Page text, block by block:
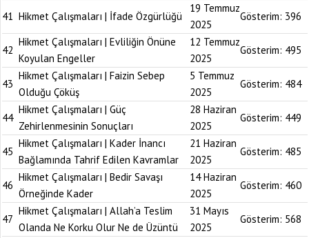
41 Hikmet Çalışmaları | İfade Özgürlüğü
19 Temmuz
2025
Gösterim: 396
42
Hikmet Çalışmaları | Evliliğin Önüne
Koyulan Engeller
12 Temmuz
2025
Gösterim: 495
43
Hikmet Çalışmaları | Faizin Sebep
Olduğu Çöküş
5 Temmuz
2025
Gösterim: 484
44
Hikmet Çalışmaları | Güç
Zehirlenmesinin Sonuçları
28 Haziran
2025
Gösterim: 449
45
Hikmet Çalışmaları | Kader İnancı
Bağlamında Tahrif Edilen Kavramlar
21 Haziran
2025
Gösterim: 485
46
Hikmet Çalışmaları | Bedir Savaşı
Örneğinde Kader
14 Haziran
2025
Gösterim: 460
47
Hikmet Çalışmaları | Allah’a Teslim
Olanda Ne Korku Olur Ne de Üzüntü
31 Mayıs
2025
Gösterim: 568